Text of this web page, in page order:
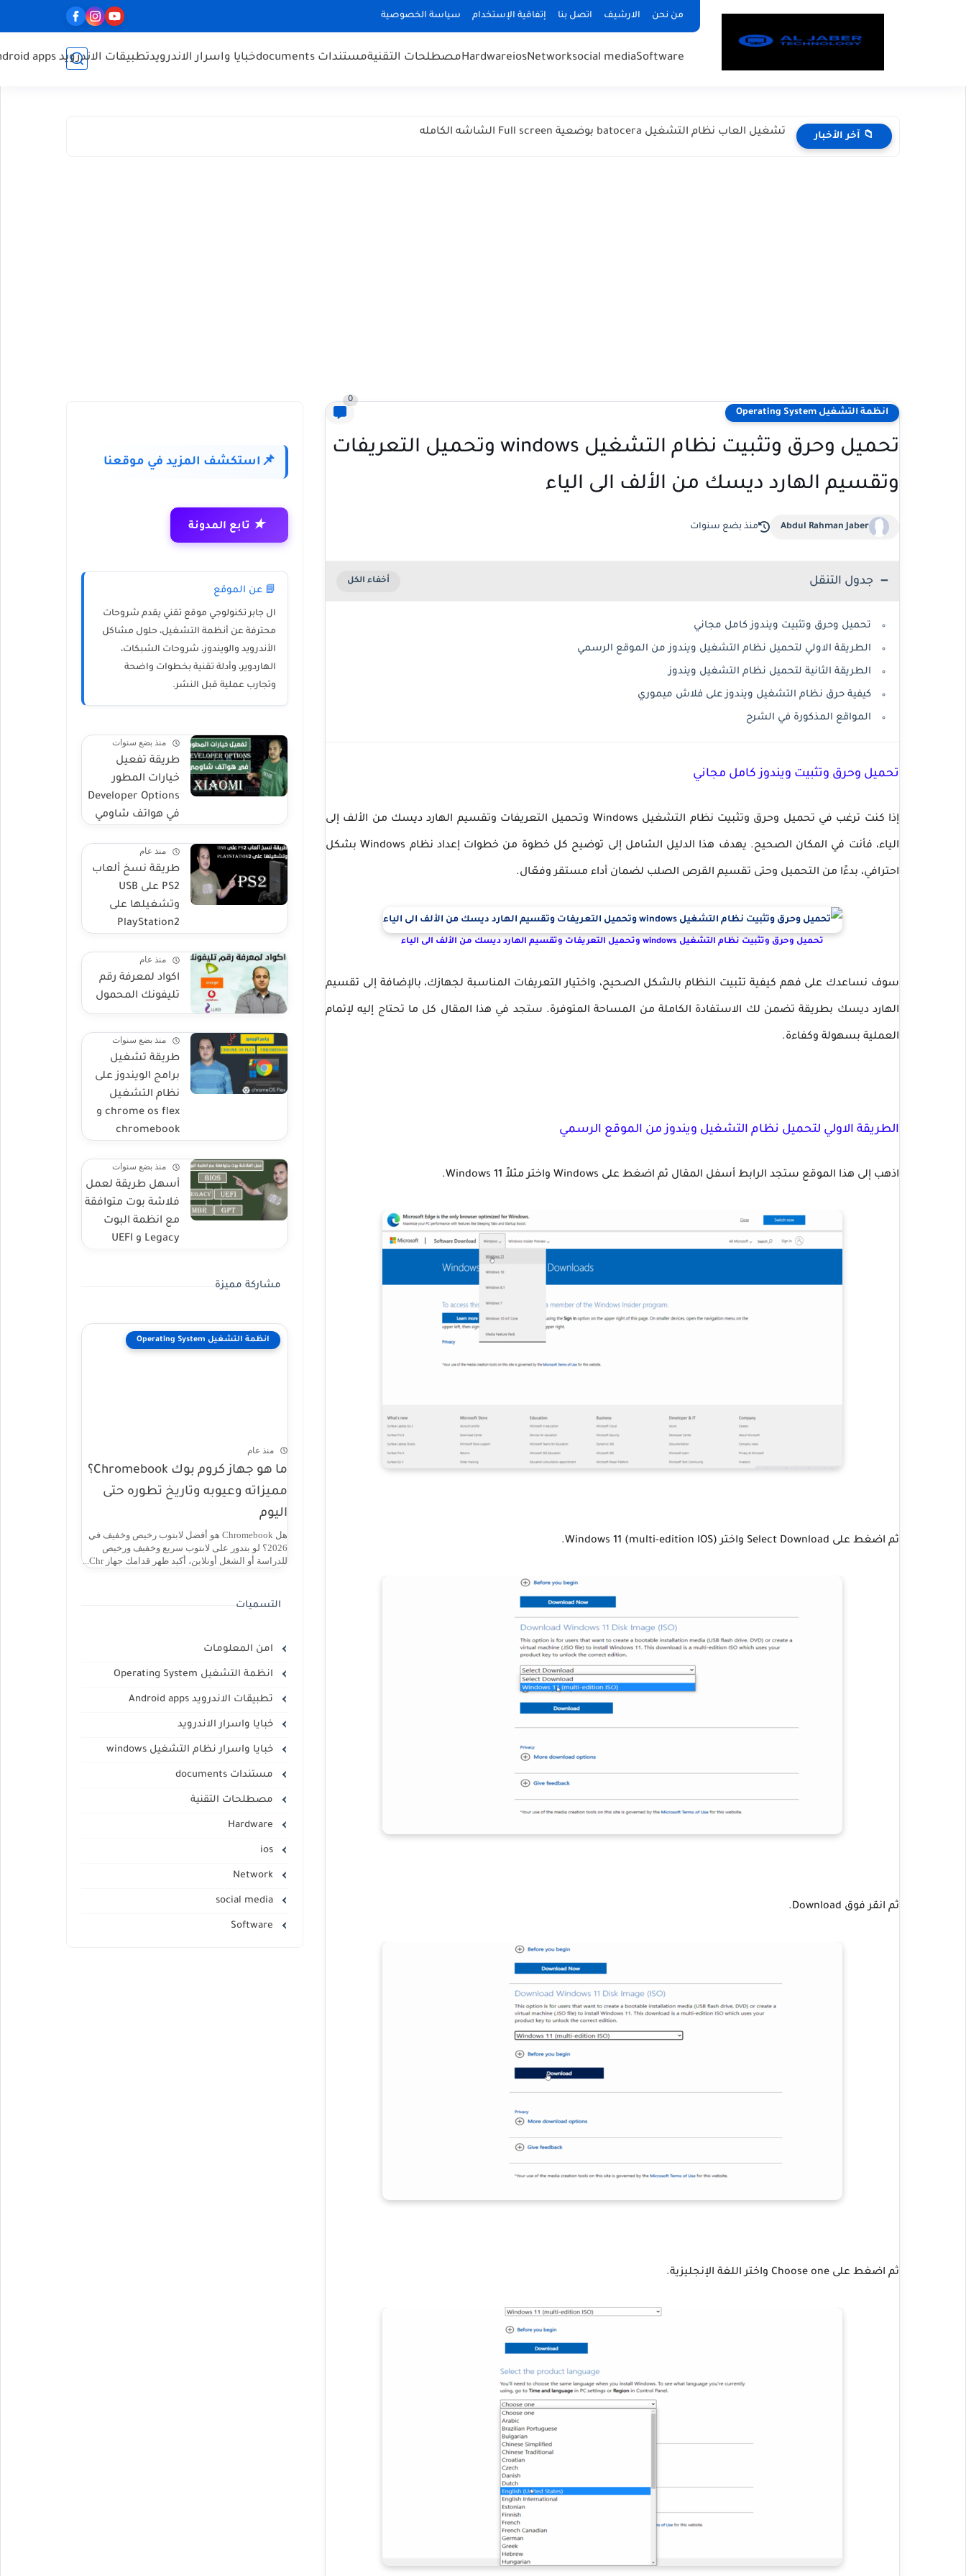
من نحن الارشيف اتصل بنا إتفاقية الإستخدام سياسة الخصوصية
Software
social media
Network
ios
Hardwareمصطلحات التقنيةمستندات documents خبايا واسرار الاندرويدتطبيقات الاندرويد Android apps
📁 آخر الأخبار تشغيل العاب نظام التشغيل batocera بوضعية Full screen الشاشه الكامله
انظمة التشغيل Operating System
0
تحميل وحرق وتثبيت نظام التشغيل windows وتحميل التعريفات
وتقسيم الهارد ديسك من الألف الى الياء
Abdul Rahman Jaber منذ بضع سنوات
جدول التنقل
تحميل وحرق وتثبيت ويندوز كامل مجاني
الطريقة الاولي لتحميل نظام التشغيل ويندوز من الموقع الرسمي
الطريقة الثانية لتحميل نظام التشغيل ويندوز
كيفية حرق نظام التشغيل ويندوز على فلاش ميموري
المواقع المذكورة في الشرح
تحميل وحرق وتثبيت ويندوز كامل مجاني
إذا كنت ترغب في تحميل وحرق وتثبيت نظام التشغيل Windows وتحميل التعريفات وتقسيم الهارد ديسك من الألف إلى
الياء، فأنت في المكان الصحيح. يهدف هذا الدليل الشامل إلى توضيح كل خطوة من خطوات إعداد نظام Windows بشكل
احترافي، بدءًا من التحميل وحتى تقسيم القرص الصلب لضمان أداء مستقر وفعّال.
تحميل وحرق وتثبيت نظام التشغيل windows وتحميل التعريفات وتقسيم الهارد ديسك من الألف الى الياء
سوف نساعدك على فهم كيفية تثبيت النظام بالشكل الصحيح، واختيار التعريفات المناسبة لجهازك، بالإضافة إلى تقسيم
الهارد ديسك بطريقة تضمن لك الاستفادة الكاملة من المساحة المتوفرة. ستجد في هذا المقال كل ما تحتاج إليه لإتمام
العملية بسهولة وكفاءة.
الطريقة الاولي لتحميل نظام التشغيل ويندوز من الموقع الرسمي
اذهب إلى هذا الموقع ستجد الرابط أسفل المقال ثم اضغط على Windows واختر مثلاً Windows 11.
ثم اضغط على Select Download واختر Windows 11 (multi-edition IOS).
ثم انقر فوق Download.
ثم اضغط على Choose one واختر اللغة الإنجليزية.
📌 استكشف المزيد في موقعنا
★ تابع المدونة
📘 عن الموقع
ال جابر تكنولوجي موقع تقني يقدم شروحات
محترفة عن أنظمة التشغيل، حلول مشاكل
الأندرويد والويندوز، شروحات الشبكات،
الهاردوير، وأدلة تقنية بخطوات واضحة
وتجارب عملية قبل النشر.
منذ بضع سنوات
طريقة تفعيل
خيارات المطور
Developer Options
في هواتف شاومي
منذ عام
طريقة نسخ ألعاب
PS2 على USB
وتشغيلها على
PlayStation2
منذ عام
اكواد لمعرفة رقم
تليفونك المحمول
منذ بضع سنوات
طريقة تشغيل
برامج الويندوز على
نظام التشغيل
chrome os flex و
chromebook
منذ بضع سنوات
أسهل طريقة لعمل
فلاشة بوت متوافقة
مع انظمة البوت
Legacy و UEFI
مشاركة مميزة
انظمة التشغيل Operating System
منذ عام
ما هو جهاز كروم بوك Chromebook؟
مميزاته وعيوبه وتاريخ تطوره حتى
اليوم
هل Chromebook هو أفضل لابتوب رخيص وخفيف في
2026؟ لو بتدور على لابتوب سريع وخفيف ورخيص
للدراسة أو الشغل أونلاين، أكيد ظهر قدامك جهاز Chr...
التسميات
امن المعلومات
انظمة التشغيل Operating System
تطبيقات الاندرويد Android apps
خبايا واسرار الاندرويد
خبايا واسرار نظام التشغيل windows
مستندات documents
مصطلحات التقنية
ios
Network
social media